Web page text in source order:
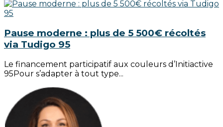
Pause moderne : plus de 5 500€ récoltés
via Tudigo 95
Le financement participatif aux couleurs d’Initiactive
95Pour s’adapter à tout type...